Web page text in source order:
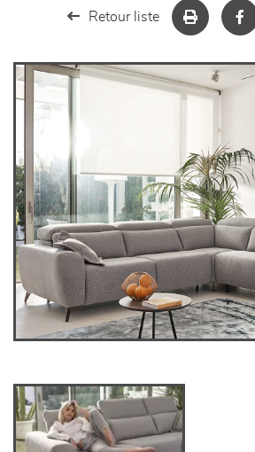
chambres et dressing
literie
Retour liste